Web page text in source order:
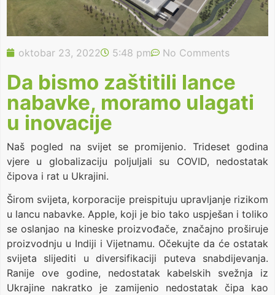
oktobar 23, 2022 5:48 pm No Comments
Da bismo zaštitili lance
nabavke, moramo ulagati
u inovacije
Naš pogled na svijet se promijenio. Trideset godina
vjere u globalizaciju poljuljali su COVID, nedostatak
čipova i rat u Ukrajini.
Širom svijeta, korporacije preispituju upravljanje rizikom
u lancu nabavke. Apple, koji je bio tako uspješan i toliko
se oslanjao na kineske proizvođače, značajno proširuje
proizvodnju u Indiji i Vijetnamu. Očekujte da će ostatak
svijeta slijediti u diversifikaciji puteva snabdijevanja.
Ranije ove godine, nedostatak kabelskih svežnja iz
Ukrajine nakratko je zamijenio nedostatak čipa kao